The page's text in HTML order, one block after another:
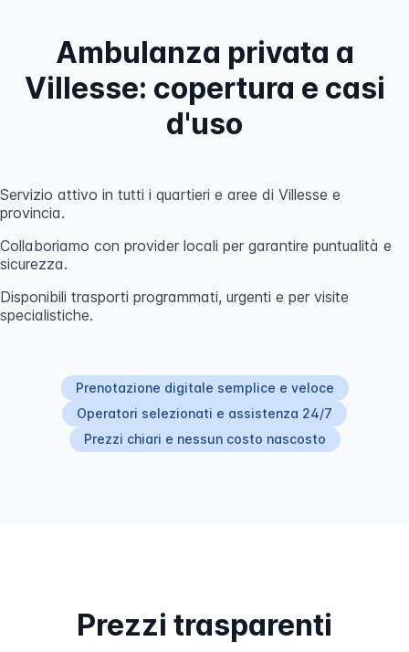
Ambulanza privata a
Villesse: copertura e casi
d'uso
Servizio attivo in tutti i quartieri e aree di Villesse e
provincia.
Collaboriamo con provider locali per garantire puntualità e
sicurezza.
Disponibili trasporti programmati, urgenti e per visite
specialistiche.
Prenotazione digitale semplice e veloce
Operatori selezionati e assistenza 24/7
Prezzi chiari e nessun costo nascosto
Prezzi trasparenti